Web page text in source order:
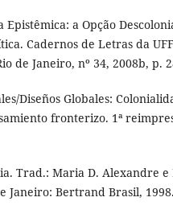
a Opção
Cadernos de Letras da UFF
de Janeiro, nº 34, 2008b, p.
Diseños Globales:
fronterizo. 1ª
Trad.: Maria D. Alexandre
Janeiro: Bertrand Brasil, 1998.